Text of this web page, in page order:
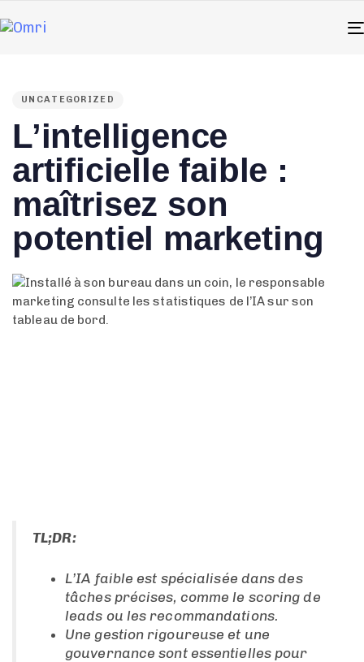
UNCATEGORIZED
L’intelligence
artificielle faible :
maîtrisez son
potentiel marketing
TL;DR:
L’IA faible est spécialisée dans des
tâches précises, comme le scoring de
leads ou les recommandations.
Une gestion rigoureuse et une
gouvernance sont essentielles pour